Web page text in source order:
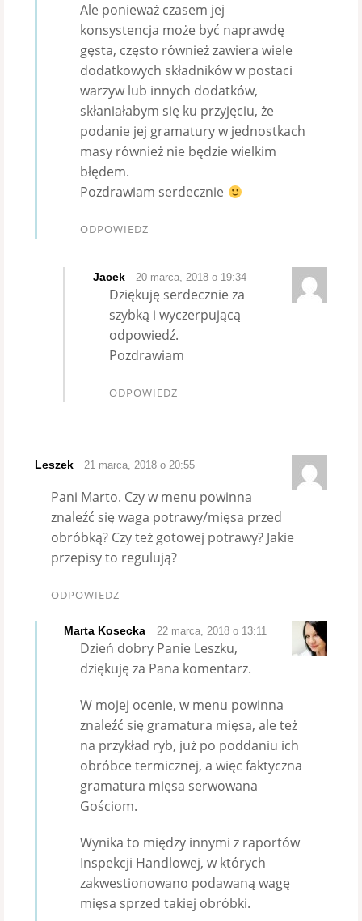
Ale ponieważ czasem jej
konsystencja może być naprawdę
gęsta, często również zawiera wiele
dodatkowych składników w postaci
warzyw lub innych dodatków,
skłaniałabym się ku przyjęciu, że
podanie jej gramatury w jednostkach
masy również nie będzie wielkim
błędem.
Pozdrawiam serdecznie
ODPOWIEDZ
Jacek 20 marca, 2018 o 19:34
Dziękuję serdecznie za
szybką i wyczerpującą
odpowiedź.
Pozdrawiam
ODPOWIEDZ
Leszek 21 marca, 2018 o 20:55
Pani Marto. Czy w menu powinna
znaleźć się waga potrawy/mięsa przed
obróbką? Czy też gotowej potrawy? Jakie
przepisy to regulują?
ODPOWIEDZ
Marta Kosecka 22 marca, 2018 o 13:11
Dzień dobry Panie Leszku,
dziękuję za Pana komentarz.
W mojej ocenie, w menu powinna
znaleźć się gramatura mięsa, ale też
na przykład ryb, już po poddaniu ich
obróbce termicznej, a więc faktyczna
gramatura mięsa serwowana
Gościom.
Wynika to między innymi z raportów
Inspekcji Handlowej, w których
zakwestionowano podawaną wagę
mięsa sprzed takiej obróbki.